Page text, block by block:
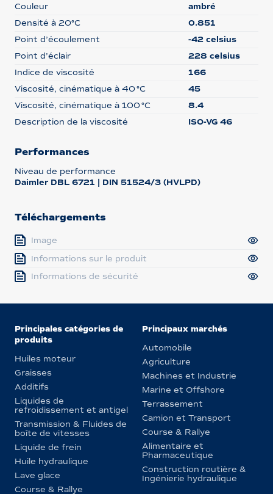
Couleur
ambré
Densité à 20°C
0.851
Point d’écoulement
-42 celsius
Point d’éclair
228 celsius
Indice de viscosité
166
Viscosité, cinématique à 40 °C
45
Viscosité, cinématique à 100 °C
8.4
Description de la viscosité
ISO-VG 46
Performances
Niveau de performance
Daimler DBL 6721 | DIN 51524/3 (HVLPD)
Téléchargements
Image
Informations sur le produit
Informations de sécurité
Principales catégories de
produits
Huiles moteur
Graisses
Additifs
Liquides de
refroidissement et antigel
Transmission & Fluides de
boîte de vitesses
Liquide de frein
Huile hydraulique
Lave glace
Course & Rallye
Principaux marchés
Automobile
Agriculture
Machines et Industrie
Marine et Offshore
Terrassement
Camion et Transport
Course & Rallye
Alimentaire et
Pharmaceutique
Construction routière &
Ingénierie hydraulique